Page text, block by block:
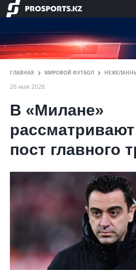
ГЛАВНАЯ МИРОВОЙ ФУТБОЛ
26 мая 2026
В «Милане»
пост главного